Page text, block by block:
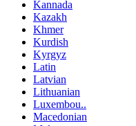
Kannada
Kazakh
Khmer
Kurdish
Kyrgyz
Latin
Latvian
Lithuanian
Luxembou..
Macedonian